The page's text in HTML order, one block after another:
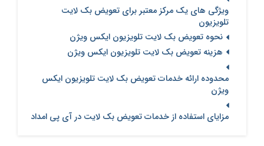
ویژگی های یک مرکز معتبر برای تعویض بک لایت
تلویزیون
نحوه تعویض بک لایت تلویزیون ایکس ویژن
هزینه تعویض بک لایت تلویزیون ایکس ویژن
محدوده ارائه خدمات تعویض بک لایت تلویزیون ایکس
ویژن
مزایای استفاده از خدمات تعویض بک لایت در آی پی امداد